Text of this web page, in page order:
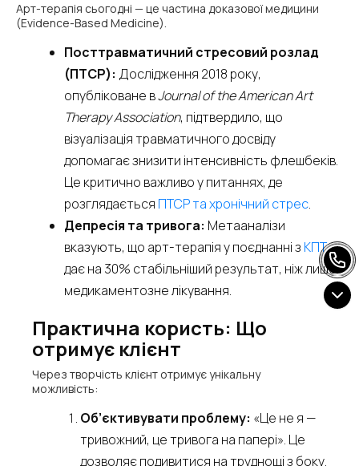
Арт-терапія сьогодні — це частина доказової медицини
(Evidence-Based Medicine).
Посттравматичний стресовий розлад
(ПТСР): Дослідження 2018 року,
опубліковане вJournal of the American Art
Therapy Association, підтвердило, що
візуалізація травматичного досвіду
допомагає знизити інтенсивність флешбеків.
Це критично важливо у питаннях, де
розглядається ПТСР та хронічний стрес.
Депресія та тривога: Метааналізи
вказують, що арт-терапія у поєднанні з КПТ
дає на 30% стабільніший результат, ніж лише
медикаментозне лікування.
Практична користь: Що
отримує клієнт
Через творчість клієнт отримує унікальну
можливість:
Об’єктивувати проблему: «Це не я —
тривожний, це тривога на папері». Це
дозволяє подивитися на труднощі з боку.